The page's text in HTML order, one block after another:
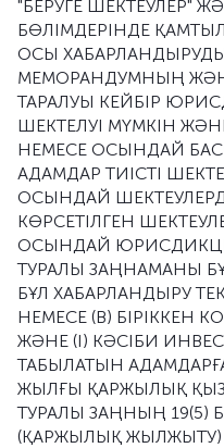
"БЕРУГЕ ШЕКТЕУЛЕР"
БӨЛІМДЕРІНДЕ
ОСЫ
МЕМОРАНДУМНЫҢ
ТАРАЛУЫ КЕЙБІР
ШЕКТЕЛУІ МҮМКІН
НЕМЕСЕ ОСЫНДАЙ
АДАМДАР ТИІСТІ
ОСЫНДАЙ
КӨРСЕТІЛГЕН
ОСЫНДАЙ
ТУРАЛЫ ЗАҢНАМАНЫ
БҰЛ ХАБАРЛАНДЫРУ
НЕМЕСЕ (В) БІРІККЕН
ЖӘНЕ (I) КӘСІБИ
ТАБЫЛАТЫН
ЖЫЛҒЫ ҚАРЖЫЛЫҚ
ТУРАЛЫ ЗАҢНЫҢ 19(5)
(ҚАРЖЫЛЫҚ